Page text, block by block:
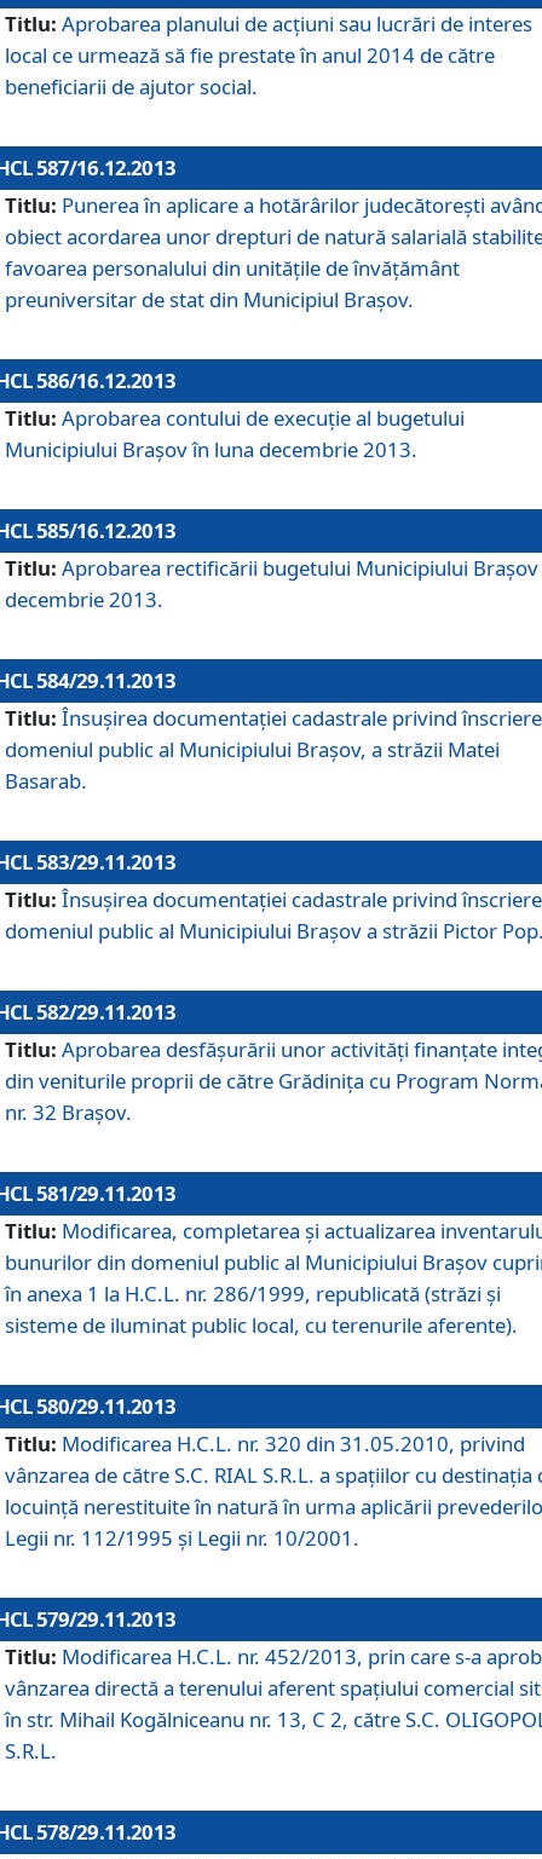
Titlu: Aprobarea planului de acţiuni sau lucrări de interes
local ce urmează să fie prestate în anul 2014 de către
beneficiarii de ajutor social.
587/16.12.2013
Titlu: Punerea în aplicare a hotărârilor judecătoreşti
obiect acordarea unor drepturi de natură salarială
favoarea personalului din unităţile de învăţământ
preuniversitar de stat din Municipiul Braşov.
586/16.12.2013
Titlu: Aprobarea contului de execuţie al bugetului
Municipiului Braşov în luna decembrie 2013.
585/16.12.2013
Titlu: Aprobarea rectificării bugetului Municipiului Braşov
decembrie 2013.
584/29.11.2013
Titlu: Însuşirea documentaţiei cadastrale privind
domeniul public al Municipiului Braşov, a străzii Matei
Basarab.
583/29.11.2013
Titlu: Însuşirea documentaţiei cadastrale privind
domeniul public al Municipiului Braşov a străzii Pictor
582/29.11.2013
Titlu: Aprobarea desfăşurării unor activităţi finanţate
din veniturile proprii de către Grădiniţa cu Program
nr. 32 Braşov.
581/29.11.2013
Titlu: Modificarea, completarea şi actualizarea
bunurilor din domeniul public al Municipiului Braşov
în anexa 1 la H.C.L. nr. 286/1999, republicată (străzi şi
sisteme de iluminat public local, cu terenurile aferente).
580/29.11.2013
Titlu: Modificarea H.C.L. nr. 320 din 31.05.2010, privind
vânzarea de către S.C. RIAL S.R.L. a spaţiilor cu destinaţia
locuinţă nerestituite în natură în urma aplicării
Legii nr. 112/1995 şi Legii nr. 10/2001.
579/29.11.2013
Titlu: Modificarea H.C.L. nr. 452/2013, prin care s-a
vânzarea directă a terenului aferent spaţiului comercial
în str. Mihail Kogălniceanu nr. 13, C 2, către S.C.
S.R.L.
578/29.11.2013